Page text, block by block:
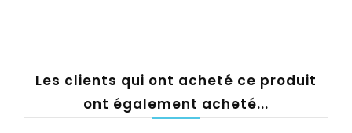
Les clients qui ont acheté ce produit
ont également acheté...